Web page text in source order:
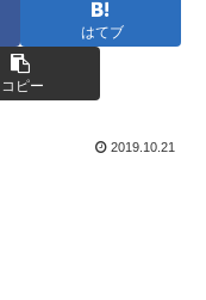
はてブ
コピー
2019.10.21